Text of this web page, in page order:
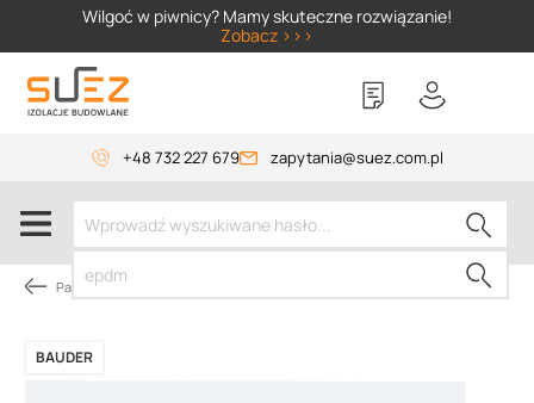
Wilgoć w piwnicy? Mamy skuteczne rozwiązanie!
Zobacz >>>
+48 732 227 679 zapytania@suez.com.pl
Papy dachowe
BAUDER